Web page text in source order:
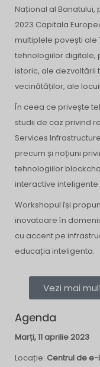
Național al Banatului,
2023 Capitala
multiplele povești ale
tehnologiilor digitale,
istoric, ale dezvoltării
vecinătăților, ale
În ceea ce privește
studii de caz privind
Services
precum și noțiuni
tehnologiilor
interactive inteligente.
Workshopul își
inovatoare în
cu accent pe
educația inteligenta.
Vezi mai
Agenda
Marți, 11 aprilie 2023
Locație: Centrul de e-